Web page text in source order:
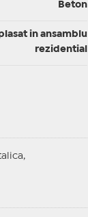
Beton
in ansamblu
rezidential